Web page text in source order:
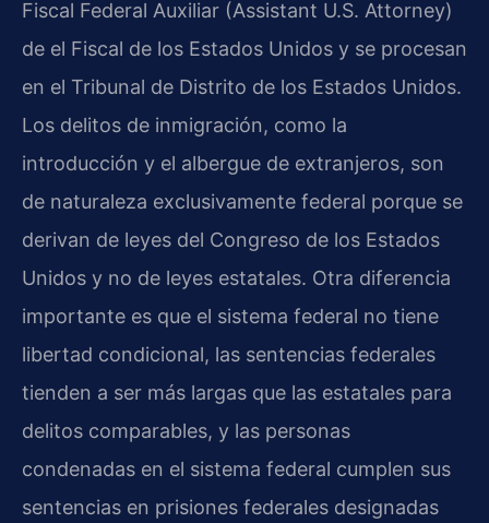
Fiscal Federal Auxiliar (Assistant U.S. Attorney)
de el Fiscal de los Estados Unidos y se procesan
en el Tribunal de Distrito de los Estados Unidos.
Los delitos de inmigración, como la
introducción y el albergue de extranjeros, son
de naturaleza exclusivamente federal porque se
derivan de leyes del Congreso de los Estados
Unidos y no de leyes estatales. Otra diferencia
importante es que el sistema federal no tiene
libertad condicional, las sentencias federales
tienden a ser más largas que las estatales para
delitos comparables, y las personas
condenadas en el sistema federal cumplen sus
sentencias en prisiones federales designadas